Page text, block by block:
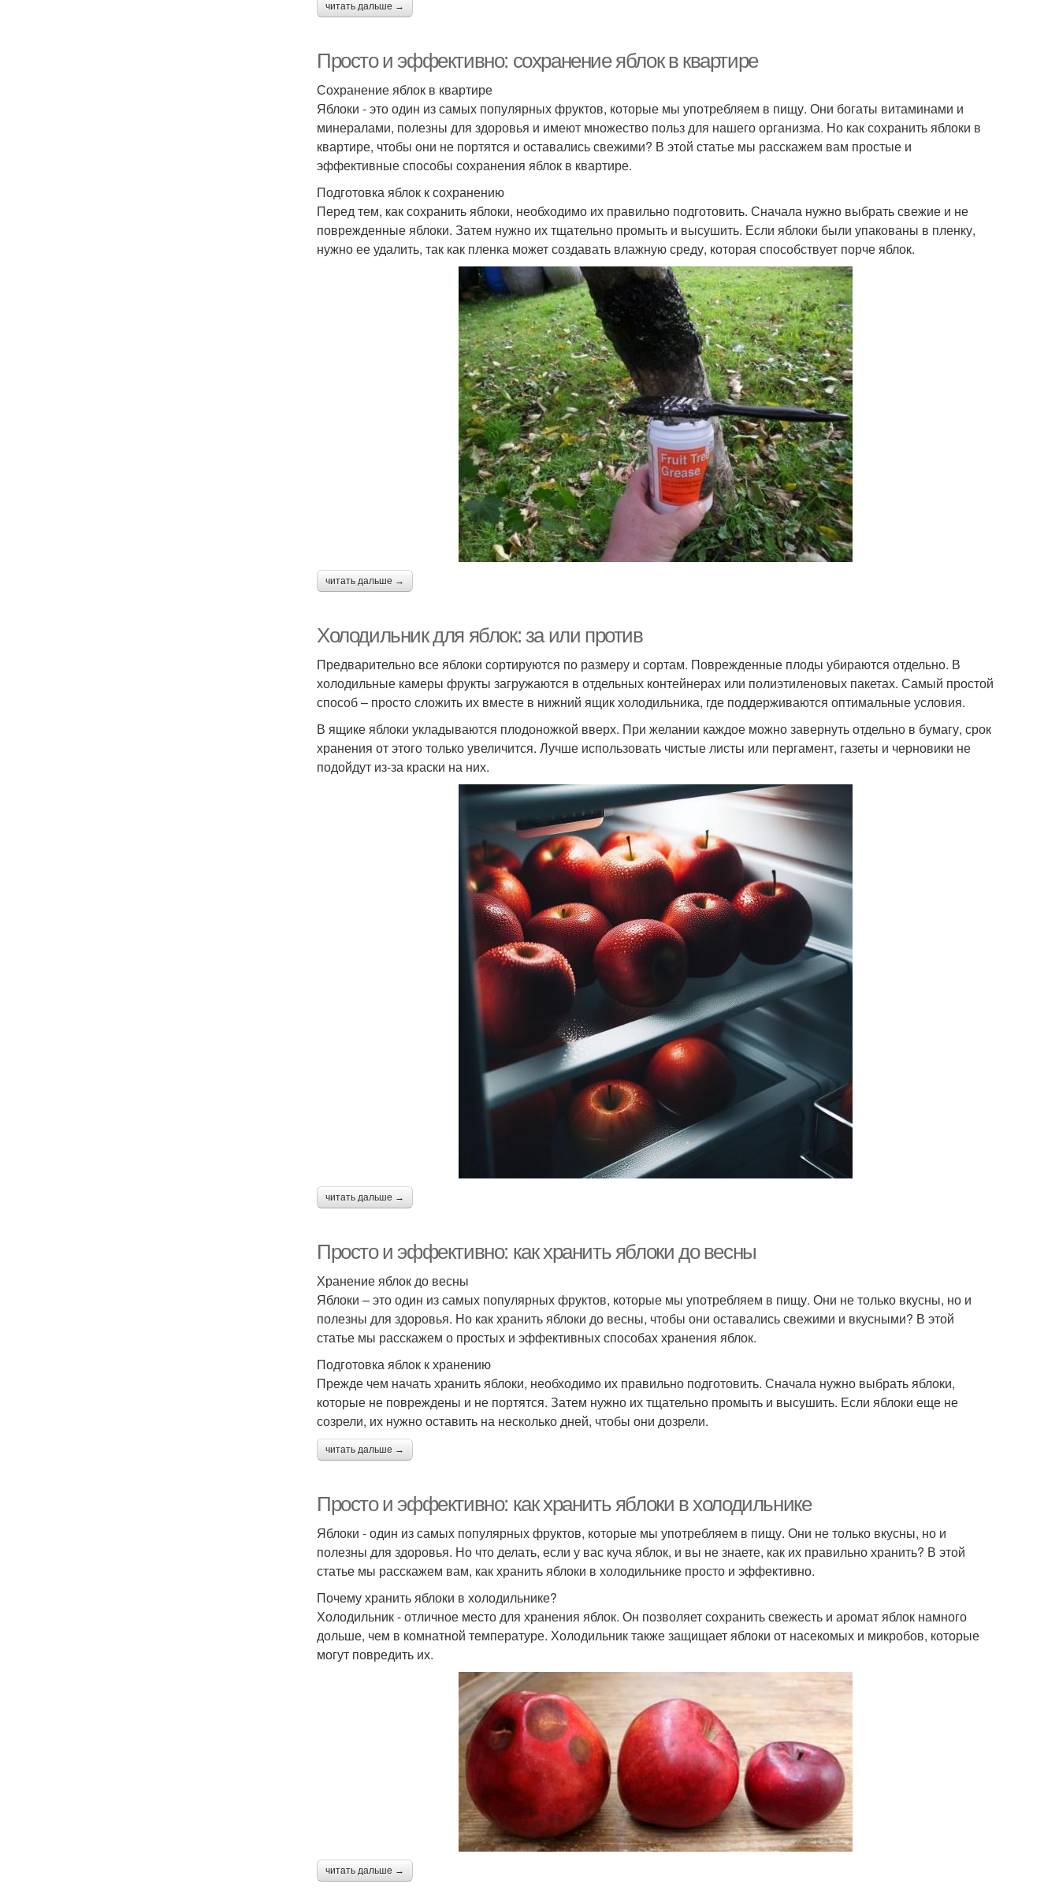
читать дальше →
Просто и эффективно: сохранение яблок в квартире
Сохранение яблок в квартире
Яблоки - это один из самых популярных фруктов, которые мы употребляем в пищу. Они богаты витаминами и
минералами, полезны для здоровья и имеют множество польз для нашего организма. Но как сохранить яблоки в
квартире, чтобы они не портятся и оставались свежими? В этой статье мы расскажем вам простые и
эффективные способы сохранения яблок в квартире.
Подготовка яблок к сохранению
Перед тем, как сохранить яблоки, необходимо их правильно подготовить. Сначала нужно выбрать свежие и не
поврежденные яблоки. Затем нужно их тщательно промыть и высушить. Если яблоки были упакованы в пленку,
нужно ее удалить, так как пленка может создавать влажную среду, которая способствует порче яблок.
читать дальше →
Холодильник для яблок: за или против
Предварительно все яблоки сортируются по размеру и сортам. Поврежденные плоды убираются отдельно. В
холодильные камеры фрукты загружаются в отдельных контейнерах или полиэтиленовых пакетах. Самый простой
способ – просто сложить их вместе в нижний ящик холодильника, где поддерживаются оптимальные условия.
В ящике яблоки укладываются плодоножкой вверх. При желании каждое можно завернуть отдельно в бумагу, срок
хранения от этого только увеличится. Лучше использовать чистые листы или пергамент, газеты и черновики не
подойдут из-за краски на них.
читать дальше →
Просто и эффективно: как хранить яблоки до весны
Хранение яблок до весны
Яблоки – это один из самых популярных фруктов, которые мы употребляем в пищу. Они не только вкусны, но и
полезны для здоровья. Но как хранить яблоки до весны, чтобы они оставались свежими и вкусными? В этой
статье мы расскажем о простых и эффективных способах хранения яблок.
Подготовка яблок к хранению
Прежде чем начать хранить яблоки, необходимо их правильно подготовить. Сначала нужно выбрать яблоки,
которые не повреждены и не портятся. Затем нужно их тщательно промыть и высушить. Если яблоки еще не
созрели, их нужно оставить на несколько дней, чтобы они дозрели.
читать дальше →
Просто и эффективно: как хранить яблоки в холодильнике
Яблоки - один из самых популярных фруктов, которые мы употребляем в пищу. Они не только вкусны, но и
полезны для здоровья. Но что делать, если у вас куча яблок, и вы не знаете, как их правильно хранить? В этой
статье мы расскажем вам, как хранить яблоки в холодильнике просто и эффективно.
Почему хранить яблоки в холодильнике?
Холодильник - отличное место для хранения яблок. Он позволяет сохранить свежесть и аромат яблок намного
дольше, чем в комнатной температуре. Холодильник также защищает яблоки от насекомых и микробов, которые
могут повредить их.
читать дальше →